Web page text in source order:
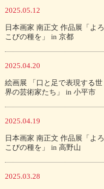
2025.05.12
日本画家 南正文 作品展「よろ
こびの種を」 in 京都
2025.04.20
絵画展 「口と足で表現する世
界の芸術家たち」 in 小平市
2025.04.19
日本画家 南正文 作品展「よろ
こびの種を」 in 高野山
2025.03.28